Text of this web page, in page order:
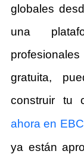
globales
una
gratuita,
construir tu
ahora en EBC
ya están